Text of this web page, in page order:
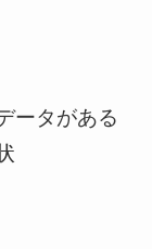
ータがある